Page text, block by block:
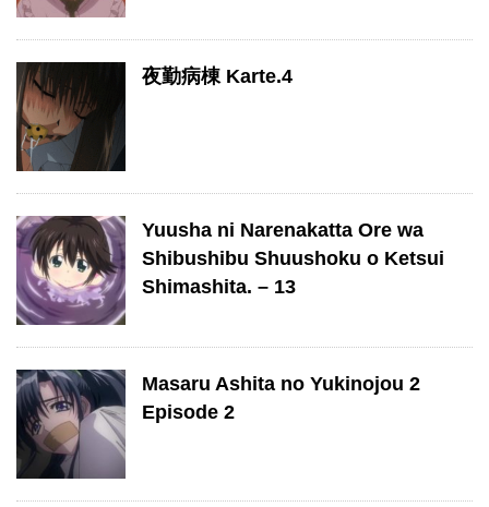
夜勤病棟 Karte.4
Yuusha ni Narenakatta Ore wa
Shibushibu Shuushoku o Ketsui
Shimashita. – 13
Masaru Ashita no Yukinojou 2
Episode 2